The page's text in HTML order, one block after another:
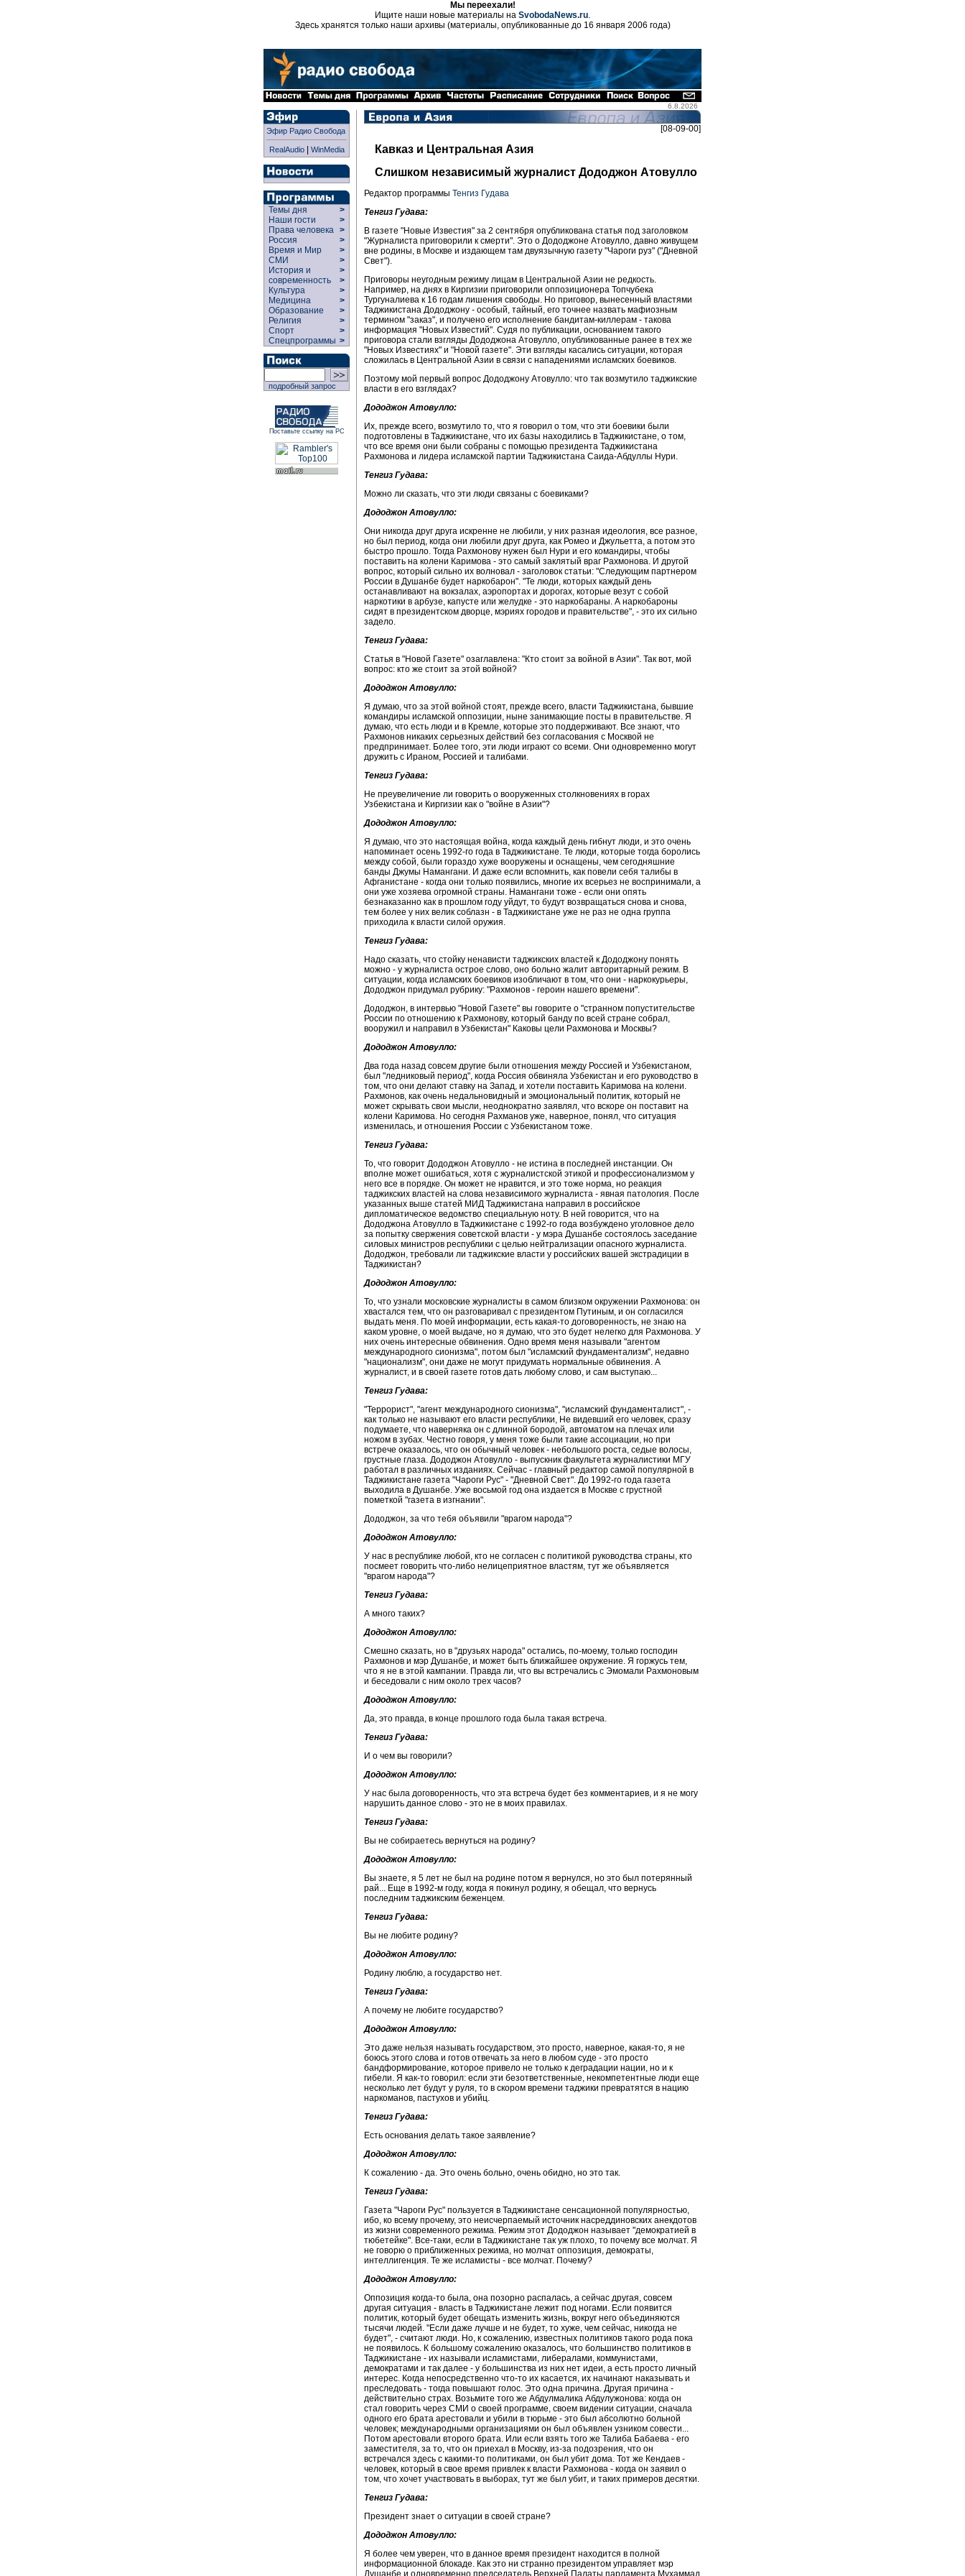
Мы переехали!
Ищите наши новые материалы на SvobodaNews.ru.
Здесь хранятся только наши архивы (материалы, опубликованные до 16 января 2006 года)
6.8.2026
Эфир Радио Свобода
RealAudio| WinMedia
Темы дня
>
Наши гости
>
Права человека >
Россия
>
Время и Мир
>
СМИ
>
История и
современность
>
>
Культура
>
Медицина
>
Образование
>
Религия
>
Спорт
>
Спецпрограммы >
подробный запрос
Поставьте ссылку на РС
[08-09-00]
Кавказ и Центральная Азия
Слишком независимый журналист Дододжон Атовулло
Редактор программы Тенгиз Гудава
Тенгиз Гудава:
В газете "Новые Известия" за 2 сентября опубликована статья под заголовком
"Журналиста приговорили к смерти". Это о Дододжоне Атовулло, давно живущем
вне родины, в Москве и издающем там двуязычную газету "Чароги руз" ("Дневной
Свет").
Приговоры неугодным режиму лицам в Центральной Азии не редкость.
Например, на днях в Киргизии приговорили оппозиционера Топчубека
Тургуналиева к 16 годам лишения свободы. Но приговор, вынесенный властями
Таджикистана Дододжону - особый, тайный, его точнее назвать мафиозным
термином "заказ", и получено его исполнение бандитам-киллерам - такова
информация "Новых Известий". Судя по публикации, основанием такого
приговора стали взгляды Дододжона Атовулло, опубликованные ранее в тех же
"Новых Известиях" и "Новой газете". Эти взгляды касались ситуации, которая
сложилась в Центральной Азии в связи с нападениями исламских боевиков.
Поэтому мой первый вопрос Дододжону Атовулло: что так возмутило таджикские
власти в его взглядах?
Дододжон Атовулло:
Их, прежде всего, возмутило то, что я говорил о том, что эти боевики были
подготовлены в Таджикистане, что их базы находились в Таджикистане, о том,
что все время они были собраны с помощью президента Таджикистана
Рахмонова и лидера исламской партии Таджикистана Саида-Абдуллы Нури.
Тенгиз Гудава:
Можно ли сказать, что эти люди связаны с боевиками?
Дододжон Атовулло:
Они никогда друг друга искренне не любили, у них разная идеология, все разное,
но был период, когда они любили друг друга, как Ромео и Джульетта, а потом это
быстро прошло. Тогда Рахмонову нужен был Нури и его командиры, чтобы
поставить на колени Каримова - это самый заклятый враг Рахмонова. И другой
вопрос, который сильно их волновал - заголовок статьи: "Следующим партнером
России в Душанбе будет наркобарон". "Те люди, которых каждый день
останавливают на вокзалах, аэропортах и дорогах, которые везут с собой
наркотики в арбузе, капусте или желудке - это наркобараны. А наркобароны
сидят в президентском дворце, мэриях городов и правительстве", - это их сильно
задело.
Тенгиз Гудава:
Статья в "Новой Газете" озаглавлена: "Кто стоит за войной в Азии". Так вот, мой
вопрос: кто же стоит за этой войной?
Дододжон Атовулло:
Я думаю, что за этой войной стоят, прежде всего, власти Таджикистана, бывшие
командиры исламской оппозиции, ныне занимающие посты в правительстве. Я
думаю, что есть люди и в Кремле, которые это поддерживают. Все знают, что
Рахмонов никаких серьезных действий без согласования с Москвой не
предпринимает. Более того, эти люди играют со всеми. Они одновременно могут
дружить с Ираном, Россией и талибами.
Тенгиз Гудава:
Не преувеличение ли говорить о вооруженных столкновениях в горах
Узбекистана и Киргизии как о "войне в Азии"?
Дододжон Атовулло:
Я думаю, что это настоящая война, когда каждый день гибнут люди, и это очень
напоминает осень 1992-го года в Таджикистане. Те люди, которые тогда боролись
между собой, были гораздо хуже вооружены и оснащены, чем сегодняшние
банды Джумы Намангани. И даже если вспомнить, как повели себя талибы в
Афганистане - когда они только появились, многие их всерьез не воспринимали, а
они уже хозяева огромной страны. Намангани тоже - если они опять
безнаказанно как в прошлом году уйдут, то будут возвращаться снова и снова,
тем более у них велик соблазн - в Таджикистане уже не раз не одна группа
приходила к власти силой оружия.
Тенгиз Гудава:
Надо сказать, что стойку ненависти таджикских властей к Дододжону понять
можно - у журналиста острое слово, оно больно жалит авторитарный режим. В
ситуации, когда исламских боевиков изобличают в том, что они - наркокурьеры,
Дододжон придумал рубрику: "Рахмонов - героин нашего времени".
Дододжон, в интервью "Новой Газете" вы говорите о "странном попустительстве
России по отношению к Рахмонову, который банду по всей стране собрал,
вооружил и направил в Узбекистан" Каковы цели Рахмонова и Москвы?
Дододжон Атовулло:
Два года назад совсем другие были отношения между Россией и Узбекистаном,
был "ледниковый период", когда Россия обвиняла Узбекистан и его руководство в
том, что они делают ставку на Запад, и хотели поставить Каримова на колени.
Рахмонов, как очень недальновидный и эмоциональный политик, который не
может скрывать свои мысли, неоднократно заявлял, что вскоре он поставит на
колени Каримова. Но сегодня Рахманов уже, наверное, понял, что ситуация
изменилась, и отношения России с Узбекистаном тоже.
Тенгиз Гудава:
То, что говорит Дододжон Атовулло - не истина в последней инстанции. Он
вполне может ошибаться, хотя с журналистской этикой и профессионализмом у
него все в порядке. Он может не нравится, и это тоже норма, но реакция
таджикских властей на слова независимого журналиста - явная патология. После
указанных выше статей МИД Таджикистана направил в российское
дипломатическое ведомство специальную ноту. В ней говорится, что на
Дододжона Атовулло в Таджикистане с 1992-го года возбуждено уголовное дело
за попытку свержения советской власти - у мэра Душанбе состоялось заседание
силовых министров республики с целью нейтрализации опасного журналиста.
Дододжон, требовали ли таджикские власти у российских вашей экстрадиции в
Таджикистан?
Дододжон Атовулло:
То, что узнали московские журналисты в самом близком окружении Рахмонова: он
хвастался тем, что он разговаривал с президентом Путиным, и он согласился
выдать меня. По моей информации, есть какая-то договоренность, не знаю на
каком уровне, о моей выдаче, но я думаю, что это будет нелегко для Рахмонова. У
них очень интересные обвинения. Одно время меня называли "агентом
международного сионизма", потом был "исламский фундаментализм", недавно
"национализм", они даже не могут придумать нормальные обвинения. А
журналист, и в своей газете готов дать любому слово, и сам выступаю...
Тенгиз Гудава:
"Террорист", "агент международного сионизма", "исламский фундаменталист", -
как только не называют его власти республики, Не видевший его человек, сразу
подумаете, что наверняка он с длинной бородой, автоматом на плечах или
ножом в зубах. Честно говоря, у меня тоже были такие ассоциации, но при
встрече оказалось, что он обычный человек - небольшого роста, седые волосы,
грустные глаза. Дододжон Атовулло - выпускник факультета журналистики МГУ
работал в различных изданиях. Сейчас - главный редактор самой популярной в
Таджикистане газета "Чароги Рус" - "Дневной Свет". До 1992-го года газета
выходила в Душанбе. Уже восьмой год она издается в Москве с грустной
пометкой "газета в изгнании".
Дододжон, за что тебя объявили "врагом народа"?
Дододжон Атовулло:
У нас в республике любой, кто не согласен с политикой руководства страны, кто
посмеет говорить что-либо нелицеприятное властям, тут же объявляется
"врагом народа"?
Тенгиз Гудава:
А много таких?
Дододжон Атовулло:
Смешно сказать, но в "друзьях народа" остались, по-моему, только господин
Рахмонов и мэр Душанбе, и может быть ближайшее окружение. Я горжусь тем,
что я не в этой кампании. Правда ли, что вы встречались с Эмомали Рахмоновым
и беседовали с ним около трех часов?
Дододжон Атовулло:
Да, это правда, в конце прошлого года была такая встреча.
Тенгиз Гудава:
И о чем вы говорили?
Дододжон Атовулло:
У нас была договоренность, что эта встреча будет без комментариев, и я не могу
нарушить данное слово - это не в моих правилах.
Тенгиз Гудава:
Вы не собираетесь вернуться на родину?
Дододжон Атовулло:
Вы знаете, я 5 лет не был на родине потом я вернулся, но это был потерянный
рай... Еще в 1992-м году, когда я покинул родину, я обещал, что вернусь
последним таджикским беженцем.
Тенгиз Гудава:
Вы не любите родину?
Дододжон Атовулло:
Родину люблю, а государство нет.
Тенгиз Гудава:
А почему не любите государство?
Дододжон Атовулло:
Это даже нельзя называть государством, это просто, наверное, какая-то, я не
боюсь этого слова и готов отвечать за него в любом суде - это просто
бандформирование, которое привело не только к деградации нации, но и к
гибели. Я как-то говорил: если эти безответственные, некомпетентные люди еще
несколько лет будут у руля, то в скором времени таджики превратятся в нацию
наркоманов, пастухов и убийц.
Тенгиз Гудава:
Есть основания делать такое заявление?
Дододжон Атовулло:
К сожалению - да. Это очень больно, очень обидно, но это так.
Тенгиз Гудава:
Газета "Чароги Рус" пользуется в Таджикистане сенсационной популярностью,
ибо, ко всему прочему, это неисчерпаемый источник насреддиновских анекдотов
из жизни современного режима. Режим этот Дододжон называет "демократией в
тюбетейке". Все-таки, если в Таджикистане так уж плохо, то почему все молчат. Я
не говорю о приближенных режима, но молчат оппозиция, демократы,
интеллигенция. Те же исламисты - все молчат. Почему?
Дододжон Атовулло:
Оппозиция когда-то была, она позорно распалась, а сейчас другая, совсем
другая ситуация - власть в Таджикистане лежит под ногами. Если появится
политик, который будет обещать изменить жизнь, вокруг него объединяются
тысячи людей. "Если даже лучше и не будет, то хуже, чем сейчас, никогда не
будет", - считают люди. Но, к сожалению, известных политиков такого рода пока
не появилось. К большому сожалению оказалось, что большинство политиков в
Таджикистане - их называли исламистами, либералами, коммунистами,
демократами и так далее - у большинства из них нет идеи, а есть просто личный
интерес. Когда непосредственно что-то их касается, их начинают наказывать и
преследовать - тогда повышают голос. Это одна причина. Другая причина -
действительно страх. Возьмите того же Абдулмалика Абдулужонова: когда он
стал говорить через СМИ о своей программе, своем видении ситуации, сначала
одного его брата арестовали и убили в тюрьме - это был абсолютно больной
человек; международными организациями он был объявлен узником совести...
Потом арестовали второго брата. Или если взять того же Талиба Бабаева - его
заместителя, за то, что он приехал в Москву, из-за подозрения, что он
встречался здесь с какими-то политиками, он был убит дома. Тот же Кендаев -
человек, который в свое время привлек к власти Рахмонова - когда он заявил о
том, что хочет участвовать в выборах, тут же был убит, и таких примеров десятки.
Тенгиз Гудава:
Президент знает о ситуации в своей стране?
Дододжон Атовулло:
Я более чем уверен, что в данное время президент находится в полной
информационной блокаде. Как это ни странно президентом управляет мэр
Душанбе и одновременно председатель Верхней Палаты парламента Мухаммад